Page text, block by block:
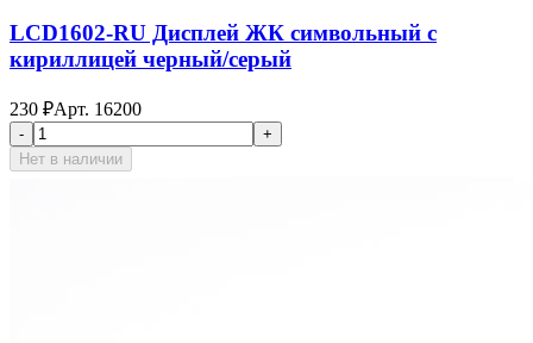
LCD1602-RU Дисплей ЖК символьный с
кириллицей черный/серый
230 ₽Арт. 16200
-
+
Нет в наличии